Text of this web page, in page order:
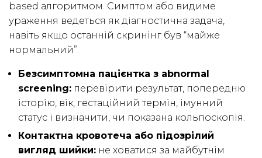
based алгоритмом. Симптом або видиме
ураження ведеться як діагностична задача,
навіть якщо останній скринінг був “майже
нормальний”.
Безсимптомна пацієнтка з abnormal
screening: перевірити результат, попередню
історію, вік, гестаційний термін, імунний
статус і визначити, чи показана кольпоскопія.
Контактна кровотеча або підозрілий
вигляд шийки: не ховатися за майбутнім